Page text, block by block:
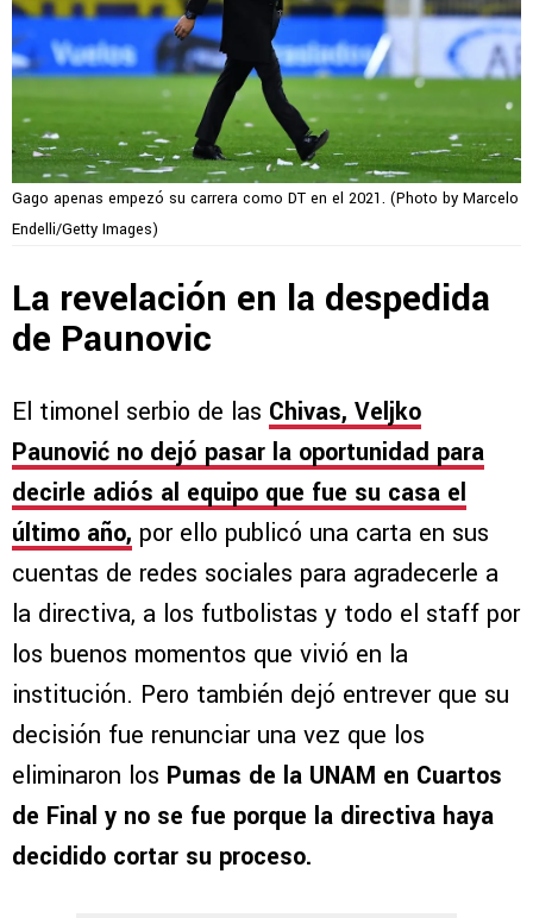
Gago apenas empezó su carrera como DT en el 2021. (Photo by Marcelo
Endelli/Getty Images)
La revelación en la despedida
de Paunovic
El timonel serbio de las Chivas, Veljko
Paunović no dejó pasar la oportunidad para
decirle adiós al equipo que fue su casa el
último año, por ello publicó una carta en sus
cuentas de redes sociales para agradecerle a
la directiva, a los futbolistas y todo el staff por
los buenos momentos que vivió en la
institución. Pero también dejó entrever que su
decisión fue renunciar una vez que los
eliminaron los Pumas de la UNAM en Cuartos
de Final y no se fue porque la directiva haya
decidido cortar su proceso.